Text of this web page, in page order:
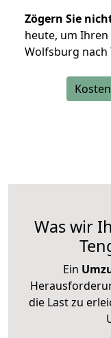
Zögern Sie
heute, um
Wolfsburg nach
Was wir
Ein
die Last zu